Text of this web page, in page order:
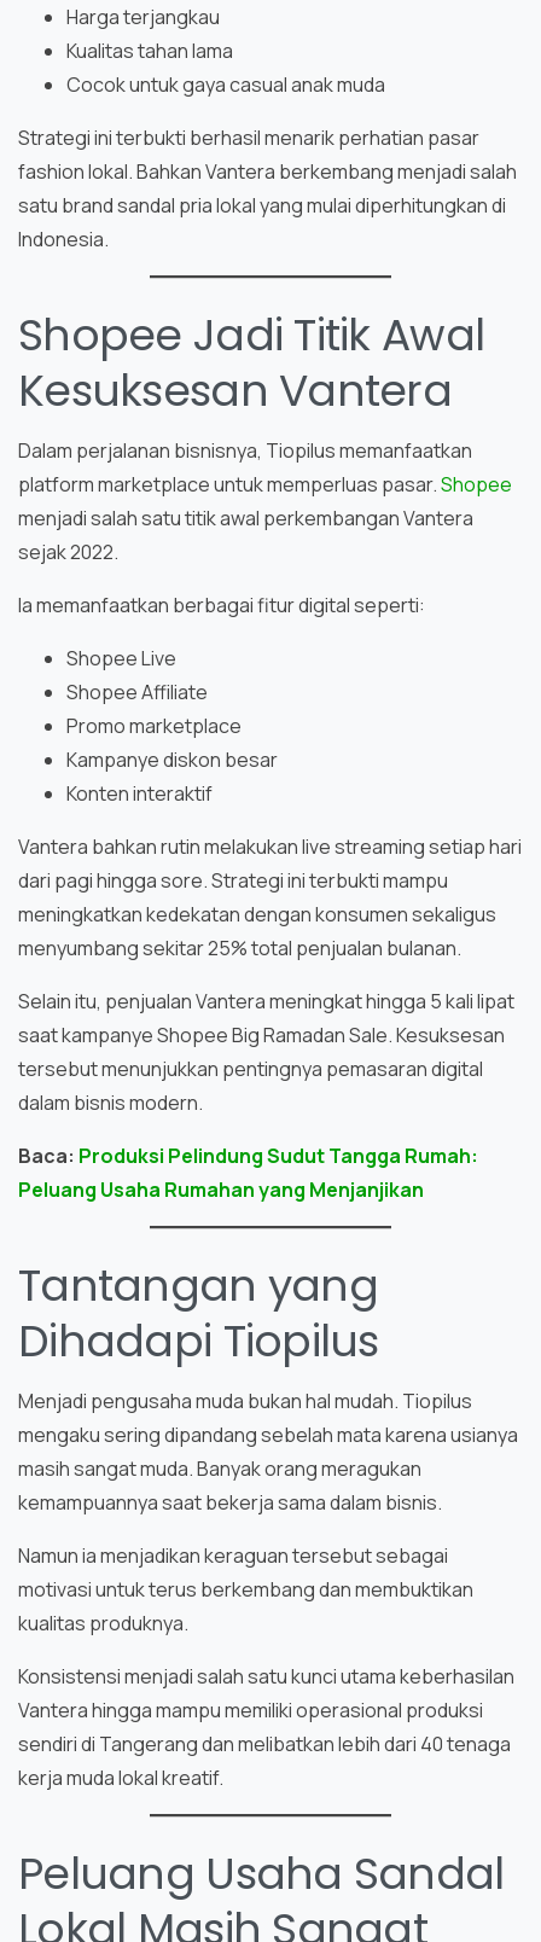
Harga terjangkau
Kualitas tahan lama
Cocok untuk gaya casual anak muda
Strategi ini terbukti berhasil menarik perhatian pasar
fashion lokal. Bahkan Vantera berkembang menjadi salah
satu brand sandal pria lokal yang mulai diperhitungkan di
Indonesia.
Shopee Jadi Titik Awal
Kesuksesan Vantera
Dalam perjalanan bisnisnya, Tiopilus memanfaatkan
platform marketplace untuk memperluas pasar.Shopee
menjadi salah satu titik awal perkembangan Vantera
sejak 2022.
Ia memanfaatkan berbagai fitur digital seperti:
Shopee Live
Shopee Affiliate
Promo marketplace
Kampanye diskon besar
Konten interaktif
Vantera bahkan rutin melakukan live streaming setiap hari
dari pagi hingga sore. Strategi ini terbukti mampu
meningkatkan kedekatan dengan konsumen sekaligus
menyumbang sekitar 25% total penjualan bulanan.
Selain itu, penjualan Vantera meningkat hingga 5 kali lipat
saat kampanye Shopee Big Ramadan Sale. Kesuksesan
tersebut menunjukkan pentingnya pemasaran digital
dalam bisnis modern.
Baca: Produksi Pelindung Sudut Tangga Rumah:
Peluang Usaha Rumahan yang Menjanjikan
Tantangan yang
Dihadapi Tiopilus
Menjadi pengusaha muda bukan hal mudah. Tiopilus
mengaku sering dipandang sebelah mata karena usianya
masih sangat muda. Banyak orang meragukan
kemampuannya saat bekerja sama dalam bisnis.
Namun ia menjadikan keraguan tersebut sebagai
motivasi untuk terus berkembang dan membuktikan
kualitas produknya.
Konsistensi menjadi salah satu kunci utama keberhasilan
Vantera hingga mampu memiliki operasional produksi
sendiri di Tangerang dan melibatkan lebih dari 40 tenaga
kerja muda lokal kreatif.
Peluang Usaha Sandal